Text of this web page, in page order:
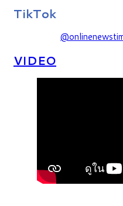
TikTok
VIDEO